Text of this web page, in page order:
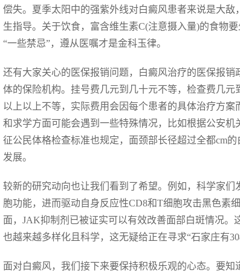
偿失。夏季太阳中的强紫外线对白癜风患者来说是大
生指导。关于饮食，富含维生素C(注意摄入量)的食物
“一些禁忌”，遵从医嘱才是金科玉律。
还有大家关心的医保报销问题，白癜风治疗的医保报
体的保险机构。挂号费几元到几十元不等，检查费几
以上以上不等，实际费用会因每个患者的具体治疗方
和求学方面可能会遇到一些特殊情况，比如根据公安
征公民体格检查标准也规定，面颈部长径超过全都cm
发展。
较新的研究动向也让我们看到了希望。例如，科学家
胞功能，进而驱动自身反应性CD8和T细胞攻击黑色素
面，JAK抑制剂已被证实可以有效改善面部白斑情况
也越来越多样化且科学，这无疑给正在寻求“石家庄有
面对白癜风，我们接下来要保持积极乐观的心态。要